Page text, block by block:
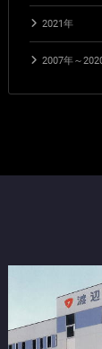
2021年
2007年～